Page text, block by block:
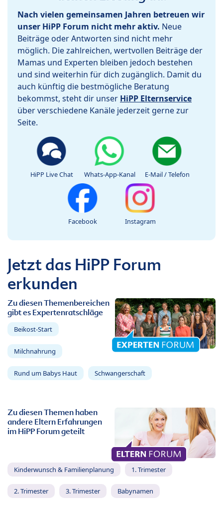
Nach vielen gemeinsamen Jahren betreuen wir
unser HiPP Forum nicht mehr aktiv. Neue
Beiträge oder Antworten sind nicht mehr
möglich. Die zahlreichen, wertvollen Beiträge der
Mamas und Experten bleiben jedoch bestehen
und sind weiterhin für dich zugänglich. Damit du
auch künftig die bestmögliche Beratung
bekommst, steht dir unser HiPP Elternservice
über verschiedene Kanäle jederzeit gerne zur
Seite.
HiPP Live Chat Whats-App-Kanal E-Mail / Telefon
Facebook Instagram
Jetzt das HiPP Forum
erkunden
Zu diesen Themenbereichen
gibt es Expertenratschläge
Beikost-Start
Milchnahrung
Rund um Babys Haut Schwangerschaft
Zu diesen Themen haben
andere Eltern Erfahrungen
im HiPP Forum geteilt
Kinderwunsch & Familienplanung 1. Trimester
2. Trimester 3. Trimester Babynamen